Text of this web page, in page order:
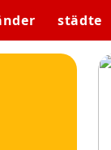
städte